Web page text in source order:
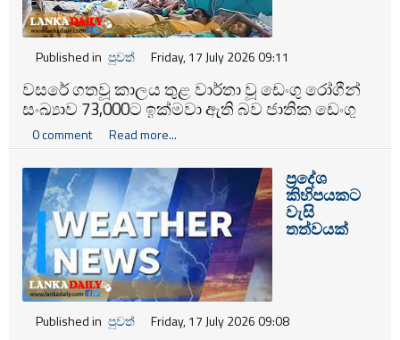
Published in පුවත් Friday, 17 July 2026 09:11
වසරේ ගතවූ කාලය තුළ වාර්තා වූ ඩෙංගු රෝගීන්
සංඛ්‍යාව 73,000ට ඉක්මවා ඇති බව ජාතික ඩෙංගු
මර්දන ඒකකය පවසයි.
0 comment Read more...
ප්‍රදේශ
කිහිපයකට
වැසි
තත්වයක්
Published in පුවත් Friday, 17 July 2026 09:08